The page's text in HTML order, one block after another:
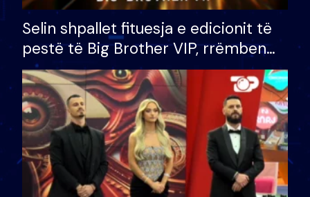
Selin shpallet fituesja e edicionit të
pestë të Big Brother VIP, rrëmben
çmimin e madh prej 100 mijë eurosh